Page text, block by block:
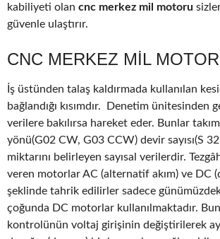
kabiliyeti olan cnc merkez mil motoru
güvenle ulaştırır.
CNC MERKEZ MIL
İş üstünden talaş kaldırmada kullanılan
bağlandığı kısımdır. Denetim ünitesinden
verilere bakılırsa hareket eder. Bunlar
yönü(G02 CW, G03 CCW) devir sayısı(S
miktarını belirleyen sayısal verilerdir.
veren motorlar AC (alternatif akım) ve DC
şeklinde tahrik edilirler sadece
çoğunda DC motorlar kullanılmaktadır.
kontrolünün voltaj girişinin değiştirilerek